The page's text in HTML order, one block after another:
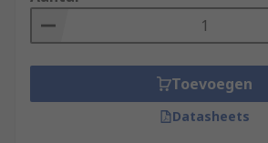
Toevoegen
Datasheets